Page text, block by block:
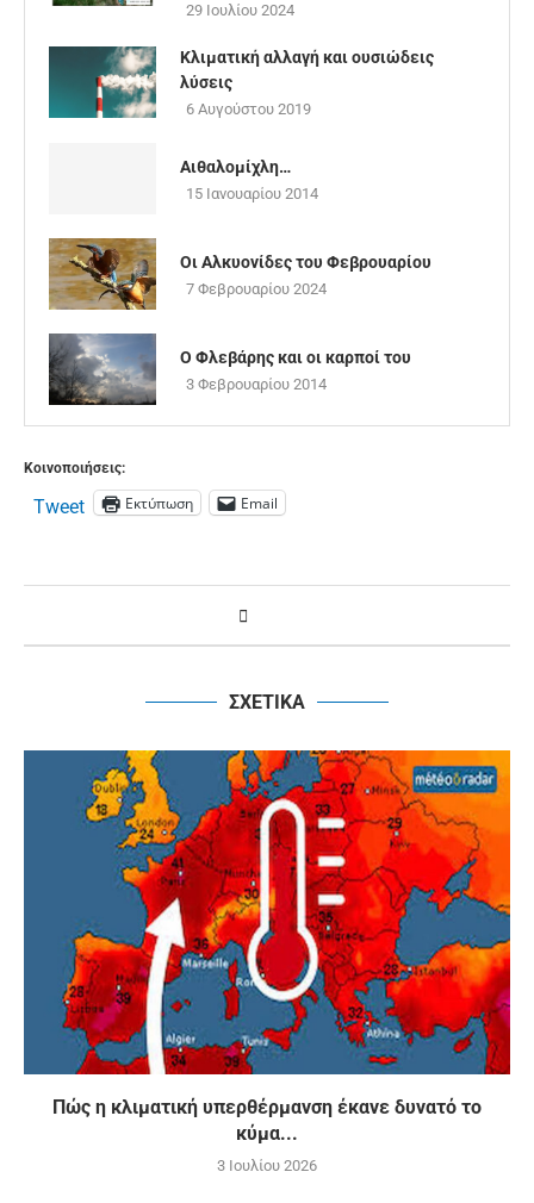
29 Ιουλίου 2024
Κλιματική αλλαγή και ουσιώδεις
λύσεις
6 Αυγούστου 2019
Αιθαλομίχλη…
15 Ιανουαρίου 2014
Οι Αλκυονίδες του Φεβρουαρίου
7 Φεβρουαρίου 2024
O Φλεβάρης και οι καρποί του
3 Φεβρουαρίου 2014
Κοινοποιήσεις:
Tweet Εκτύπωση Email
ΣΧΕΤΙΚΑ
Πώς η κλιματική υπερθέρμανση έκανε δυνατό το
κύμα...
3 Ιουλίου 2026